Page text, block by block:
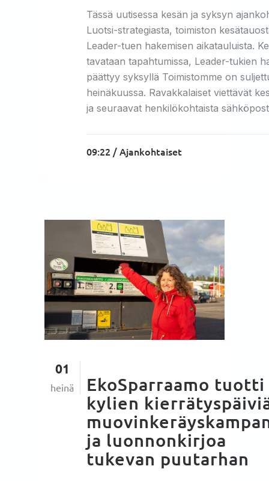
Tässä uutisessa kesän ja syksyn
Luotsi-strategiasta, toimiston
Leader-tuen hakemisen aikatauluista.
tavataan tapahtumissa, Leader-tukien
päättyy syksyllä Toimistomme on
heinäkuussa. Ravakkalaiset viettävät
ja seuraavat henkilökohtaista
09:22 /Ajankohtaiset
01
heinä
EkoSparraamo tuotti
kylien
ja luonnonkirjoa
tukevan puutarhan